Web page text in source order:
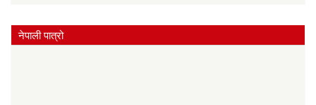
नेपाली पात्रो